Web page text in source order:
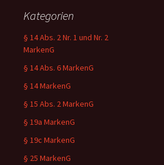
Kategorien
§ 14 Abs. 2 Nr. 1 und Nr. 2
MarkenG
§ 14 Abs. 6 MarkenG
§ 14 MarkenG
§ 15 Abs. 2 MarkenG
§ 19a MarkenG
§ 19c MarkenG
§ 25 MarkenG